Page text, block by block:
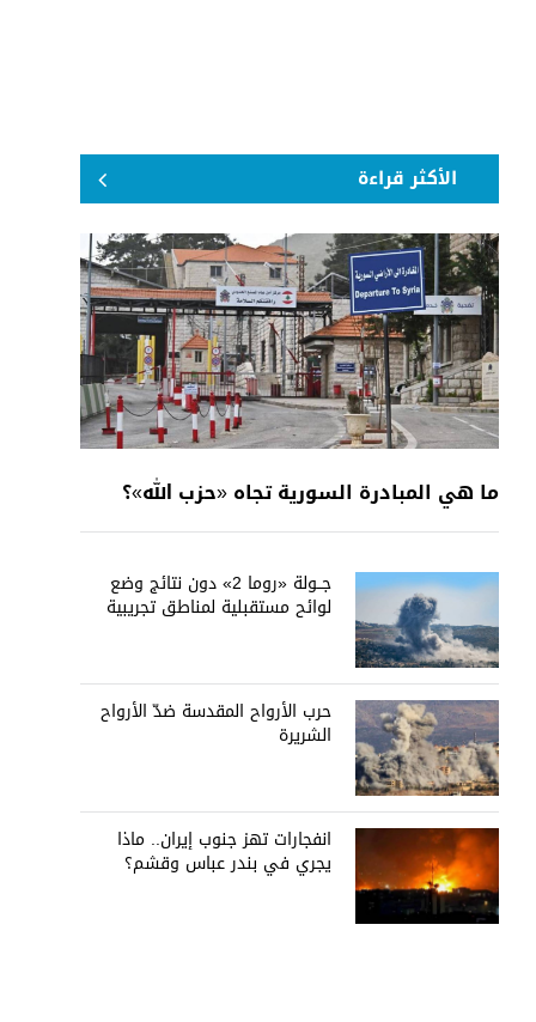
الأكثر قراءة
ما هي المبادرة السورية تجاه «حزب الله»؟
جــولة «روما 2» دون نتائج وضع
لوائح مستقبلية لمناطق تجريبية
حرب الأرواح المقدسة ضدّ الأرواح
الشريرة
انفجارات تهز جنوب إيران.. ماذا
يجري في بندر عباس وقشم؟